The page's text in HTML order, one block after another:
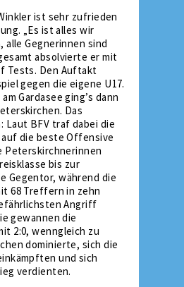
ist sehr zufrieden
„Es ist alles wir
Gegnerinnen sind
absolvierte er mit
Tests. Den Auftakt
gegen die eigene U17.
Gardasee ging’s dann
Das
Laut BFV traf dabei die
die beste Offensive
Peterskirchnerinnen
bis zur
Gegentor, während die
68 Treffern in zehn
Angriff
gewannen die
2:0, wenngleich zu
dominierte, sich die
und sich
verdienten.